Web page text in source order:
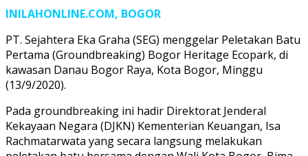
INILAHONLINE.COM, BOGOR
PT. Sejahtera Eka Graha (SEG) menggelar Peletakan Batu
Pertama (Groundbreaking) Bogor Heritage Ecopark, di
kawasan Danau Bogor Raya, Kota Bogor, Minggu
(13/9/2020).
Pada groundbreaking ini hadir Direktorat Jenderal
Kekayaan Negara (DJKN) Kementerian Keuangan, Isa
Rachmatarwata yang secara langsung melakukan